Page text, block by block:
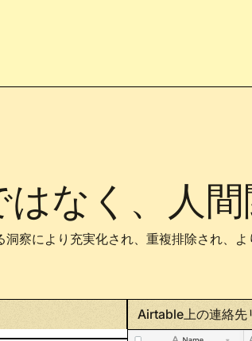
なく、人間
洞察により充実化され、重複排除され、
Airtable上の連絡先